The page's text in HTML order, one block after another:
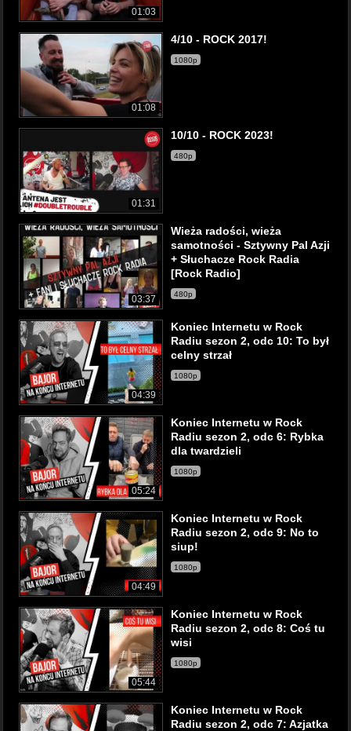
01:03
01:08
4/10 - ROCK 2017!
1080p
01:31
10/10 - ROCK 2023!
480p
03:37
Wieża radości, wieża
samotności - Sztywny Pal Azji
+ Słuchacze Rock Radia
[Rock Radio]
480p
04:39
Koniec Internetu w Rock
Radiu sezon 2, odc 10: To był
celny strzał
1080p
05:24
Koniec Internetu w Rock
Radiu sezon 2, odc 6: Rybka
dla twardzieli
1080p
04:49
Koniec Internetu w Rock
Radiu sezon 2, odc 9: No to
siup!
1080p
05:44
Koniec Internetu w Rock
Radiu sezon 2, odc 8: Coś tu
wisi
1080p
Koniec Internetu w Rock
Radiu sezon 2, odc 7: Azjatka